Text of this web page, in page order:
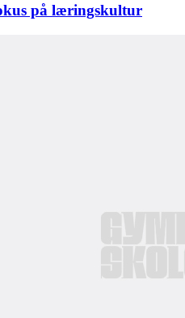
på læringskultur